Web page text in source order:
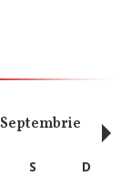
Septembrie
S
D